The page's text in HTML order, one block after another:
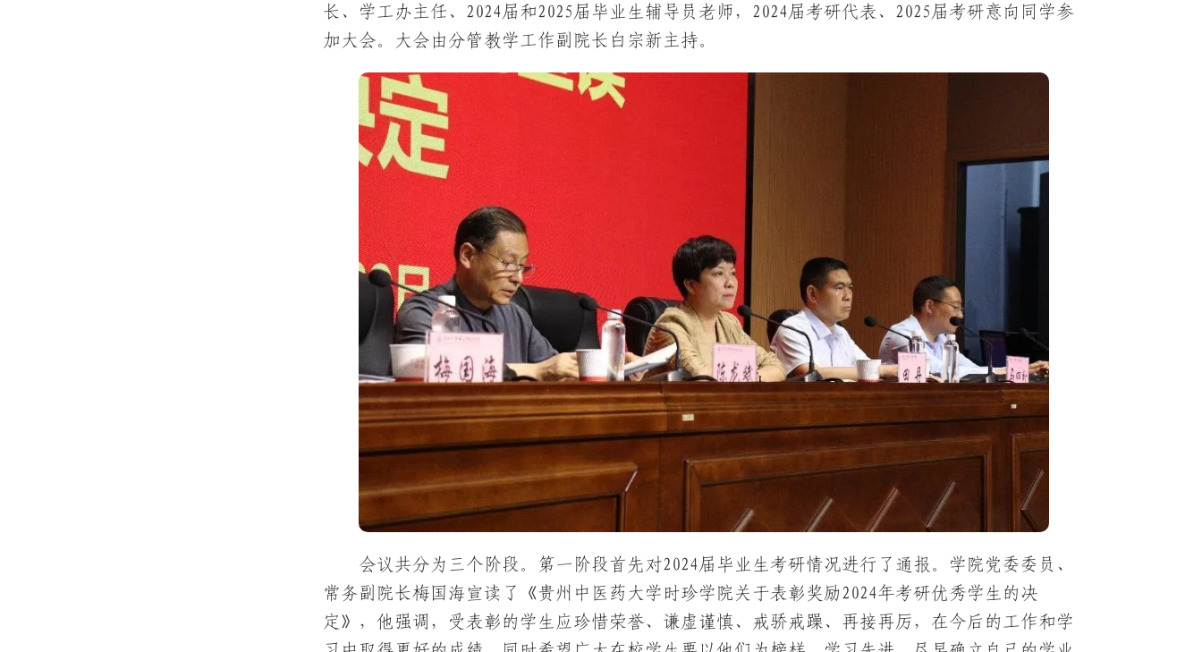
长、学工办主任、2024届和2025届毕业生辅导员老师，2024届考研代表、2025届考研意向同学参
加大会。大会由分管教学工作副院长白宗新主持。
会议共分为三个阶段。第一阶段首先对2024届毕业生考研情况进行了通报。学院党委委员、
常务副院长梅国海宣读了《贵州中医药大学时珍学院关于表彰奖励2024年考研优秀学生的决
定》，他强调，受表彰的学生应珍惜荣誉、谦虚谨慎、戒骄戒躁、再接再厉，在今后的工作和学